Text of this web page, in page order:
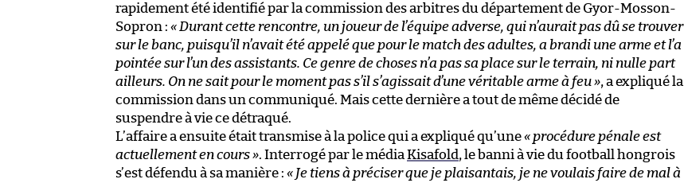
rapidement été identifié par la commission des arbitres du département de Gyor-Mosson-
Sopron : « Durant cette rencontre, un joueur de l’équipe adverse, qui n’aurait pas dû se trouver
sur le banc, puisqu’il n’avait été appelé que pour le match des adultes, a brandi une arme et l’a
pointée sur l’un des assistants. Ce genre de choses n’a pas sa place sur le terrain, ni nulle part
ailleurs. On ne sait pour le moment pas s’il s’agissait d’une véritable arme à feu », a expliqué la
commission dans un communiqué. Mais cette dernière a tout de même décidé de
suspendre à vie ce détraqué.
L’affaire a ensuite était transmise à la police qui a expliqué qu’une« procédure pénale est
actuellement en cours ». Interrogé par le média Kisafold , le banni à vie du football hongrois
s’est défendu à sa manière : « Je tiens à préciser que je plaisantais, je ne voulais faire de mal à